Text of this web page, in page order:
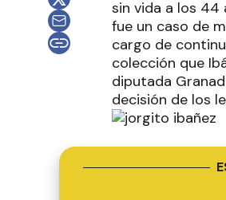
sin vida a los
fue un caso de
cargo de
colección que
diputada
decisión de los